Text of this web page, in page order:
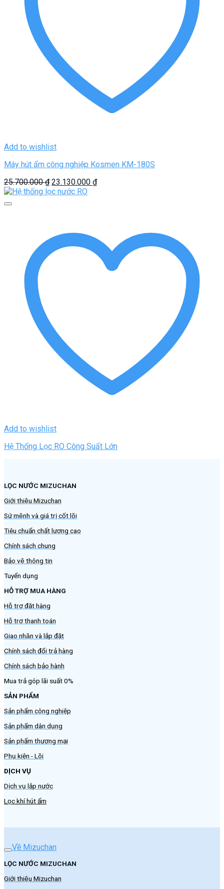
Add to wishlist
Máy hút ẩm công nghiệp Kosmen KM-180S
25.700.000₫ Giá
gốc
23.130.000 ₫Giá
Add to wishlist
Hệ Thống Lọc RO Công Suất Lớn
LỌC NƯỚC MIZUCHAN
Giới thiệu Mizuchan
Sứ mệnh và giá trị cốt lõi
Tiêu chuẩn chất lượng cao
Chính sách chung
Bảo vệ thông tin
Tuyển dụng
HỖ TRỢ MUA HÀNG
Hỗ trợ đặt hàng
Hỗ trợ thanh toán
Giao nhận và lắp đặt
Chính sách đổi trả hàng
Chính sách bảo hành
Mua trả góp lãi suất 0%
SẢN PHẨM
Sản phẩm công nghiệp
Sản phẩm dân dụng
Sản phẩm thương mại
Phụ kiện - Lõi
DỊCH VỤ
Dịch vụ lắp nước
Lọc khí hút ẩm
Về Mizuchan
LỌC NƯỚC MIZUCHAN
Giới thiệu Mizuchan